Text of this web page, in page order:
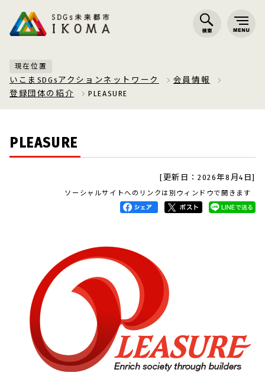
現在位置
いこまSDGsアクションネットワーク
会員情報
登録団体の紹介
PLEASURE
PLEASURE
[更新日：2026年8月4日]
ソーシャルサイトへのリンクは別ウィンドウで開きます